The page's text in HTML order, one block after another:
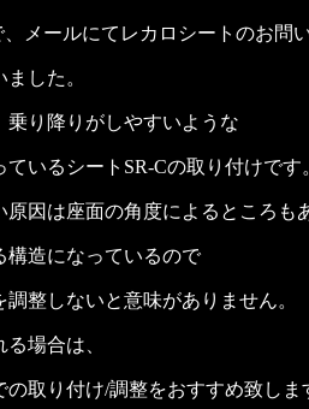
メールにてレカロシートのお問い
した。
り降りがしやすいような
いるシートSR-Cの取り付けです。
因は座面の角度によるところも
構造になっているので
整しないと意味がありません。
場合は、
取り付け/調整をおすすめ致しま